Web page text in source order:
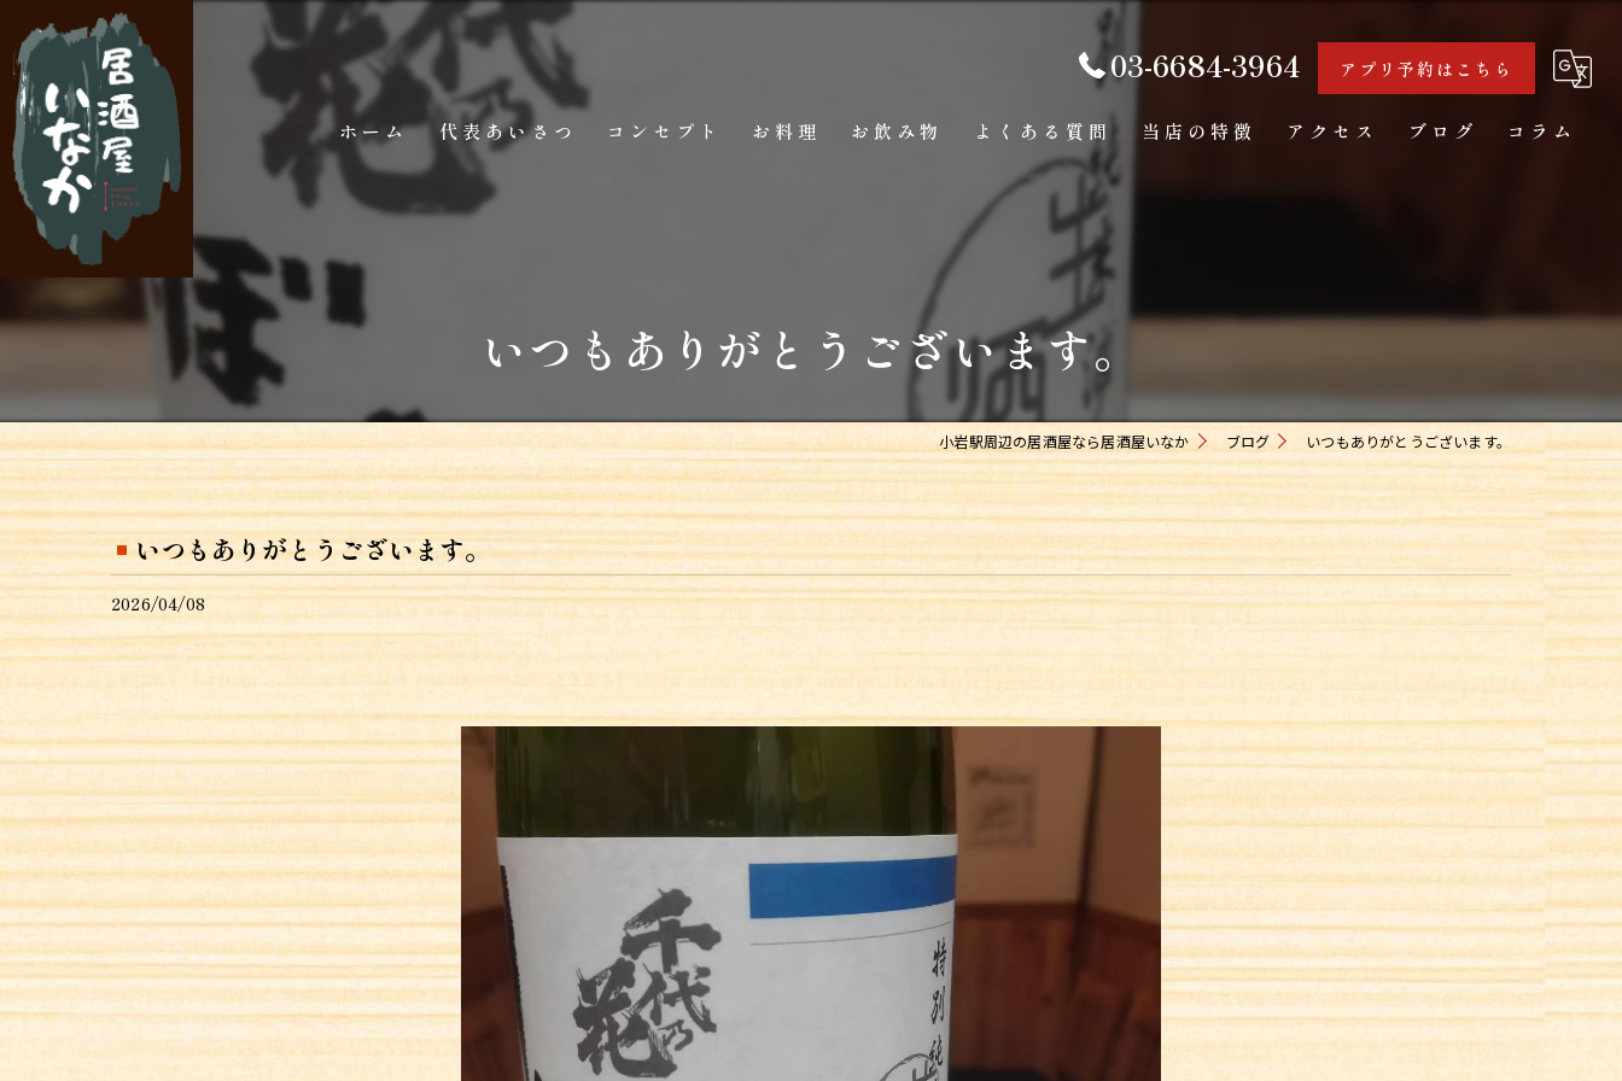
03-6684-3964 アプリ予約はこちら
ホーム 代表あいさつ コンセプト お料理 お飲み物 よくある質問 当店の特徴
日本酒
お通し
アクセス ブログ コラム
いつもありがとうございます。
小岩駅周辺の居酒屋なら居酒屋いなか ブログ いつもありがとうございます。
いつもありがとうございます。
2026/04/08